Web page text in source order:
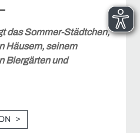
das Sommer-Städtchen,
Häusern, seinem
Biergärten und